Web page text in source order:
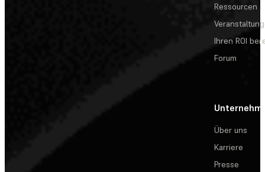
Ressourcen
Ihren ROI
Forum
Über uns
Karriere
Presse